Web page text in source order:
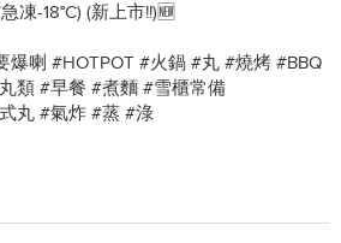
凍-18°C) (新上市!!)🆕
爆喇 #HOTPOT #火鍋 #丸 #燒烤 #BBQ
類 #早餐 #煮麵 #雪櫃常備
丸 #氣炸 #蒸 #淥